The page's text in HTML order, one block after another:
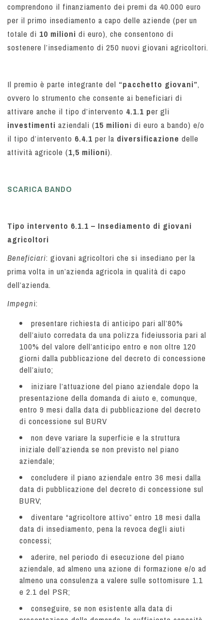
comprendono il finanziamento dei premi da 40.000 euro
per il primo insediamento a capo delle aziende (per un
totale di 10 milioni di euro), che consentono di
sostenere l’insediamento di 250 nuovi giovani agricoltori.
Il premio è parte integrante del “pacchetto giovani”,
ovvero lo strumento che consente ai beneficiari di
attivare anche il tipo d’intervento 4.1.1 per gli
investimenti aziendali (15 milioni di euro a bando) e/o
il tipo d’intervento 6.4.1 per la diversificazione delle
attività agricole (1,5 milioni).
SCARICA BANDO
Tipo intervento 6.1.1 – Insediamento di giovani
agricoltori
Beneficiari: giovani agricoltori che si insediano per la
prima volta in un’azienda agricola in qualità di capo
dell’azienda.
Impegni:
presentare richiesta di anticipo pari all’80%
dell’aiuto corredata da una polizza fideiussoria pari al
100% del valore dell’anticipo entro e non oltre 120
giorni dalla pubblicazione del decreto di concessione
dell’aiuto;
iniziare l’attuazione del piano aziendale dopo la
presentazione della domanda di aiuto e, comunque,
entro 9 mesi dalla data di pubblicazione del decreto
di concessione sul BURV
non deve variare la superficie e la struttura
iniziale dell’azienda se non previsto nel piano
aziendale;
concludere il piano aziendale entro 36 mesi dalla
data di pubblicazione del decreto di concessione sul
BURV;
diventare “agricoltore attivo” entro 18 mesi dalla
data di insediamento, pena la revoca degli aiuti
concessi;
aderire, nel periodo di esecuzione del piano
aziendale, ad almeno una azione di formazione e/o ad
almeno una consulenza a valere sulle sottomisure 1.1
e 2.1 del PSR;
conseguire, se non esistente alla data di